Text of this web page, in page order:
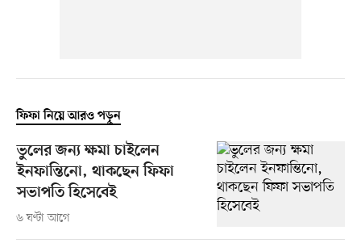
ফিফা নিয়ে আরও পড়ুন
ভুলের জন্য ক্ষমা চাইলেন
ইনফান্তিনো, থাকছেন ফিফা
সভাপতি হিসেবেই
৬ ঘণ্টা আগে